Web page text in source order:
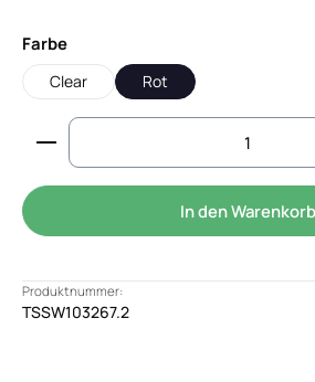
Farbeauswählen
Clear Rot
Produkt Anzahl: Gib den
In den Warenkorb
Produktnummer:
TSSW103267.2